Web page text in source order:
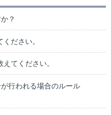
？
ださい。
てください。
行われる場合のルール